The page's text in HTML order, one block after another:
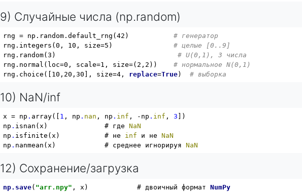
9) Случайные числа (np.random)
rng = np.random.default_rng(42) # генератор
rng.integers(0, 10, size=5) # целые [0..9]
rng.random(3) # U(0,1), 3 числа
rng.normal(loc=0, scale=1, size=(2,2)) # нормальное N(0,1)
rng.choice([10,20,30], size=4, replace=True) # выборка
10) NaN/inf
x = np . array([ 1 , np . nan , np . inf , -np . inf , 3 ])
np . isnan(x)              # где NaN
np . isfinite(x)           # не inf и не NaN
np . nanmean(x)            # среднее игнорируя NaN
12) Сохранение/загрузка
np.save( "arr.npy" , x)            # двоичный формат NumPy